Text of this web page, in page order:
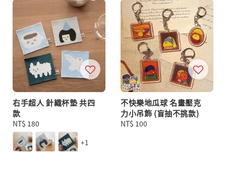
右手超人 針織杯墊 共四
款
Regular
price
NT$ 180
+1
不快樂地瓜球 名畫壓克
力小吊飾 (盲抽不挑款)
Regular
NT$ 100